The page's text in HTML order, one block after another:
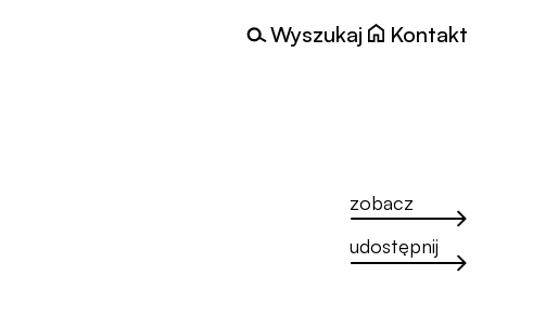
Wyszukaj Kontakt
zobacz
udostępnij